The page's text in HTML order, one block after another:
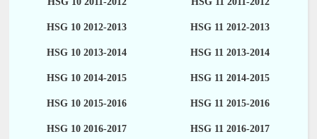
HSG 10 2012-2013 HSG 11 2012-2013
HSG 10 2013-2014 HSG 11 2013-2014
HSG 10 2014-2015 HSG 11 2014-2015
HSG 10 2015-2016 HSG 11 2015-2016
HSG 10 2016-2017 HSG 11 2016-2017